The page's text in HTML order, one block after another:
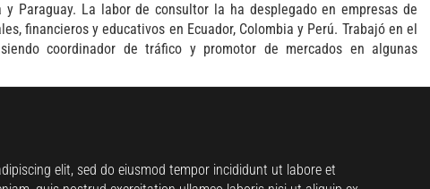
y Paraguay. La labor de consultor la ha desplegado en empresas de
financieros y educativos en Ecuador, Colombia y Perú. Trabajó en el
coordinador de tráfico y promotor de mercados en algunas
elit, sed do eiusmod tempor incididunt ut labore et